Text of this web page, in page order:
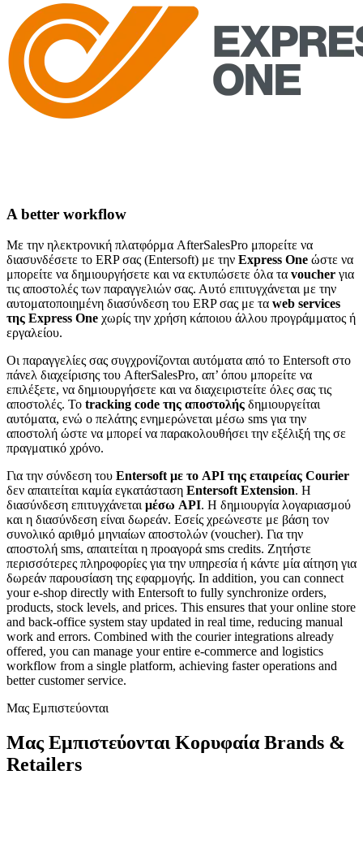
A better workflow
Με την ηλεκτρονική πλατφόρμα AfterSalesPro μπορείτε να
διασυνδέσετε το ERP σας (Entersoft) με την Express One ώστε να
μπορείτε να δημιουργήσετε και να εκτυπώσετε όλα τα voucher για
τις αποστολές των παραγγελιών σας. Αυτό επιτυγχάνεται με την
αυτοματοποιημένη διασύνδεση του ERP σας με τα web services
της Express One χωρίς την χρήση κάποιου άλλου προγράμματος ή
εργαλείου.
Οι παραγγελίες σας συγχρονίζονται αυτόματα από το Entersoft στο
πάνελ διαχείρισης του AfterSalesPro, απ’ όπου μπορείτε να
επιλέξετε, να δημιουργήσετε και να διαχειριστείτε όλες σας τις
αποστολές. Το tracking code της αποστολής δημιουργείται
αυτόματα, ενώ ο πελάτης ενημερώνεται μέσω sms για την
αποστολή ώστε να μπορεί να παρακολουθήσει την εξέλιξή της σε
πραγματικό χρόνο.
Για την σύνδεση του Entersoft με το API της εταιρείας Courier
δεν απαιτείται καμία εγκατάσταση Entersoft Extension. H
διασύνδεση επιτυγχάνεται μέσω API. Η δημιουργία λογαριασμού
και η διασύνδεση είναι δωρεάν. Εσείς χρεώνεστε με βάση τον
συνολικό αριθμό μηνιαίων αποστολών (voucher). Για την
αποστολή sms, απαιτείται η προαγορά sms credits. Ζητήστε
περισσότερες πληροφορίες για την υπηρεσία ή κάντε μία αίτηση για
δωρεάν παρουσίαση της εφαρμογής. In addition, you can connect
your e-shop directly with Entersoft to fully synchronize orders,
products, stock levels, and prices. This ensures that your online store
and back-office system stay updated in real time, reducing manual
work and errors. Combined with the courier integrations already
offered, you can manage your entire e-commerce and logistics
workflow from a single platform, achieving faster operations and
better customer service.
Μας Εμπιστεύονται
Μας Εμπιστεύονται Κορυφαία Brands &
Retailers